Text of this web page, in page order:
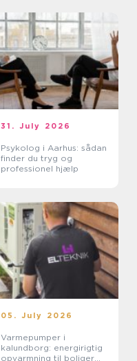
31. July 2026
Psykolog i Aarhus: sådan
finder du tryg og
professionel hjælp
05. July 2026
Varmepumper i
kalundborg: energirigtig
opvarmning til boliger